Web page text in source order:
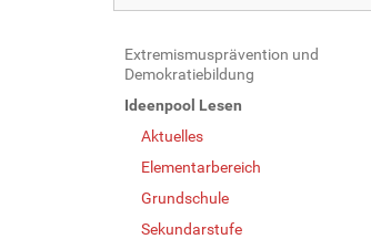
N
a
v
Extremismusprävention und
Demokratiebildung
Ideenpool Lesen
Aktuelles
Elementarbereich
Grundschule
Sekundarstufe